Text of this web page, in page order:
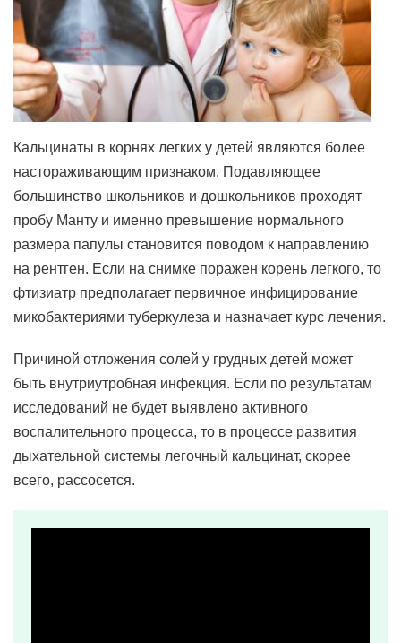
Кальцинаты в корнях легких у детей являются более
настораживающим признаком. Подавляющее
большинство школьников и дошкольников проходят
пробу Манту и именно превышение нормального
размера папулы становится поводом к направлению
на рентген. Если на снимке поражен корень легкого, то
фтизиатр предполагает первичное инфицирование
микобактериями туберкулеза и назначает курс лечения.
Причиной отложения солей у грудных детей может
быть внутриутробная инфекция. Если по результатам
исследований не будет выявлено активного
воспалительного процесса, то в процессе развития
дыхательной системы легочный кальцинат, скорее
всего, рассосется.